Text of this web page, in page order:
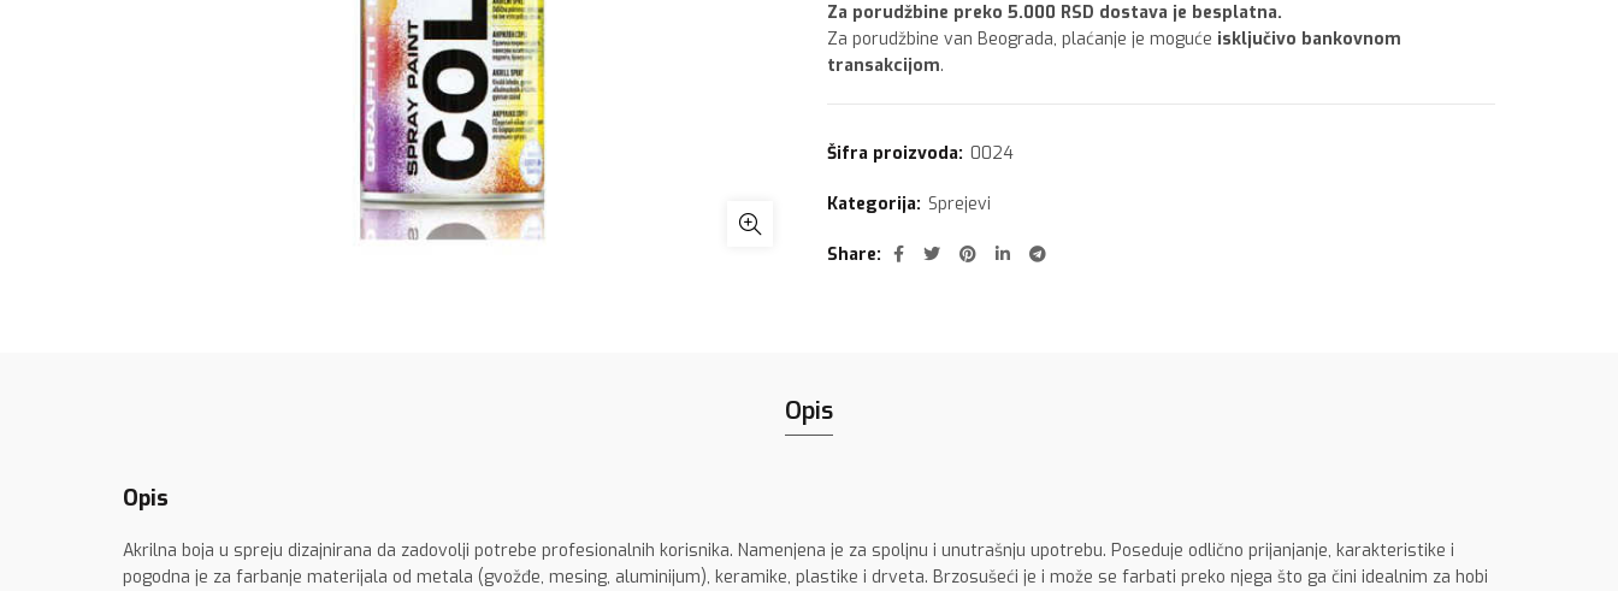
Za porudžbine preko 5.000 RSD dostava je besplatna.
Za porudžbine van Beograda, plaćanje je moguće isključivo bankovnom
transakcijom.
Šifra proizvoda: 0024
Kategorija: Sprejevi
Share
Opis
Opis
Akrilna boja u spreju dizajnirana da zadovolji potrebe profesionalnih korisnika. Namenjena je za spoljnu i unutrašnju upotrebu. Poseduje odlično prijanjanje, karakteristike i
pogodna je za farbanje materijala od metala (gvožđe, mesing, aluminijum), keramike, plastike i drveta. Brzosušeći je i može se farbati preko njega što ga čini idealnim za hobi